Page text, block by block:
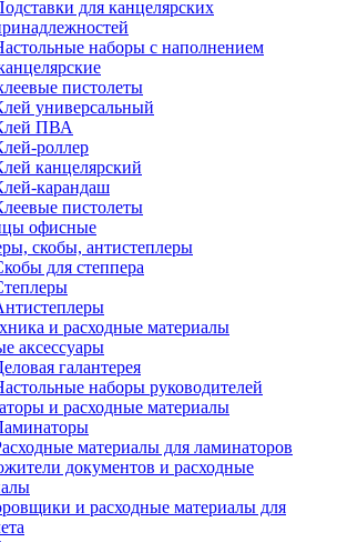
для канцелярских
наборы с наполнением
пистолеты
универсальный
ПВА
роллер
канцелярский
карандаш
пистолеты
офисные
скобы, антистеплеры
для степпера
и расходные материалы
аксессуары
галантерея
наборы руководителей
и расходные материалы
материалы для ламинаторов
документов и расходные
и расходные материалы для